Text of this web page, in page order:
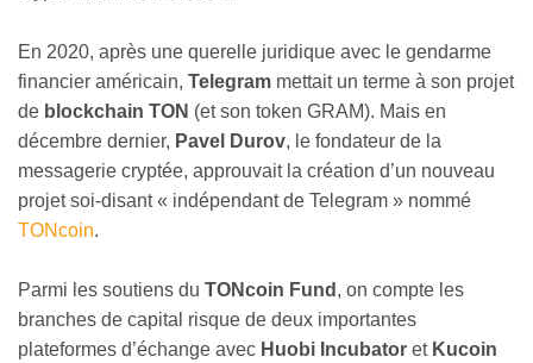
En 2020, après une querelle juridique avec le gendarme
financier américain, Telegram mettait un terme à son projet
de blockchain TON (et son token GRAM). Mais en
décembre dernier, Pavel Durov, le fondateur de la
messagerie cryptée, approuvait la création d’un nouveau
projet soi-disant « indépendant de Telegram » nommé
TONcoin.
Parmi les soutiens du TONcoin Fund , on compte les
branches de capital risque de deux importantes
plateformes d’échange avec Huobi Incubator et Kucoin